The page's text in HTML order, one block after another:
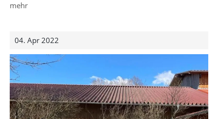
mehr
04. Apr 2022